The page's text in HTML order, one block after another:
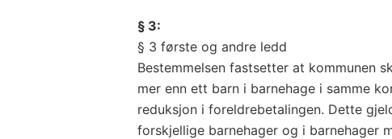
§ 3:
§ 3 første og andre ledd
Bestemmelsen fastsetter at kommunen
mer enn ett barn i barnehage i samme
reduksjon i foreldrebetalingen. Dette
forskjellige barnehager og i barnehager